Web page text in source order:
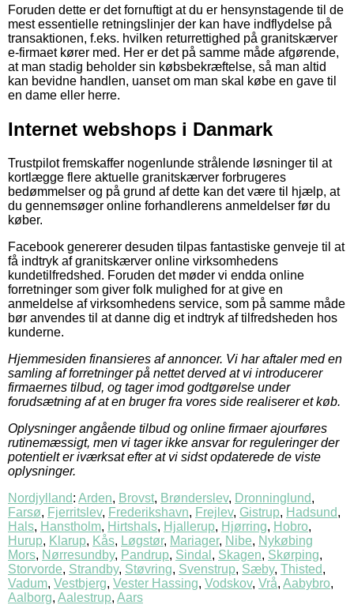
Foruden dette er det fornuftigt at du er hensynstagende til de
mest essentielle retningslinjer der kan have indflydelse på
transaktionen, f.eks. hvilken returrettighed på granitskærver
e-firmaet kører med. Her er det på samme måde afgørende,
at man stadig beholder sin købsbekræftelse, så man altid
kan bevidne handlen, uanset om man skal købe en gave til
en dame eller herre.
Internet webshops i Danmark
Trustpilot fremskaffer nogenlunde strålende løsninger til at
kortlægge flere aktuelle granitskærver forbrugeres
bedømmelser og på grund af dette kan det være til hjælp, at
du gennemsøger online forhandlerens anmeldelser før du
køber.
Facebook genererer desuden tilpas fantastiske genveje til at
få indtryk af granitskærver online virksomhedens
kundetilfredshed. Foruden det møder vi endda online
forretninger som giver folk mulighed for at give en
anmeldelse af virksomhedens service, som på samme måde
bør anvendes til at danne dig et indtryk af tilfredsheden hos
kunderne.
Hjemmesiden finansieres af annoncer. Vi har aftaler med en
samling af forretninger på nettet derved at vi introducerer
firmaernes tilbud, og tager imod godtgørelse under
forudsætning af at en bruger fra vores side realiserer et køb.
Oplysninger angående tilbud og online firmaer ajourføres
rutinemæssigt, men vi tager ikke ansvar for reguleringer der
potentielt er iværksat efter at vi sidst opdaterede de viste
oplysninger.
Nordjylland: Arden, Brovst, Brønderslev, Dronninglund,
Farsø, Fjerritslev, Frederikshavn, Frejlev, Gistrup, Hadsund,
Hals, Hanstholm, Hirtshals, Hjallerup, Hjørring, Hobro,
Hurup, Klarup, Kås, Løgstør, Mariager, Nibe, Nykøbing
Mors, Nørresundby, Pandrup, Sindal , Skagen, Skørping,
Storvorde, Strandby, Støvring, Svenstrup, Sæby, Thisted,
Vadum, Vestbjerg, Vester Hassing, Vodskov, Vrå, Aabybro,
Aalborg, Aalestrup, Aars